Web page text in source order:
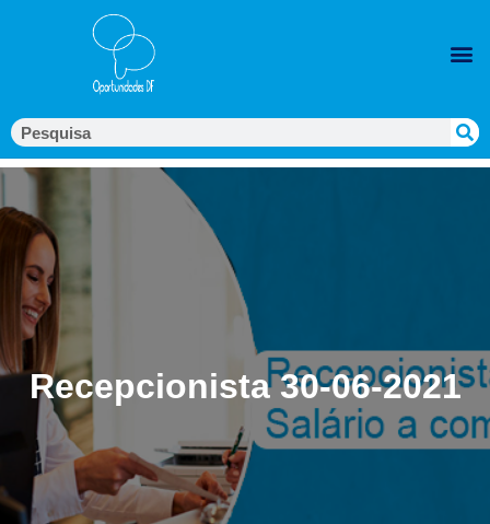
Recepcionista 30-06-2021